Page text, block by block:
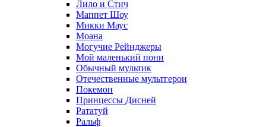
Лило и Стич
Маппет Шоу
Микки Маус
Моана
Могучие Рейнджеры
Мой маленький пони
Обычный мультик
Отечественные мультгерои
Покемон
Принцессы Дисней
Рататуй
Ральф